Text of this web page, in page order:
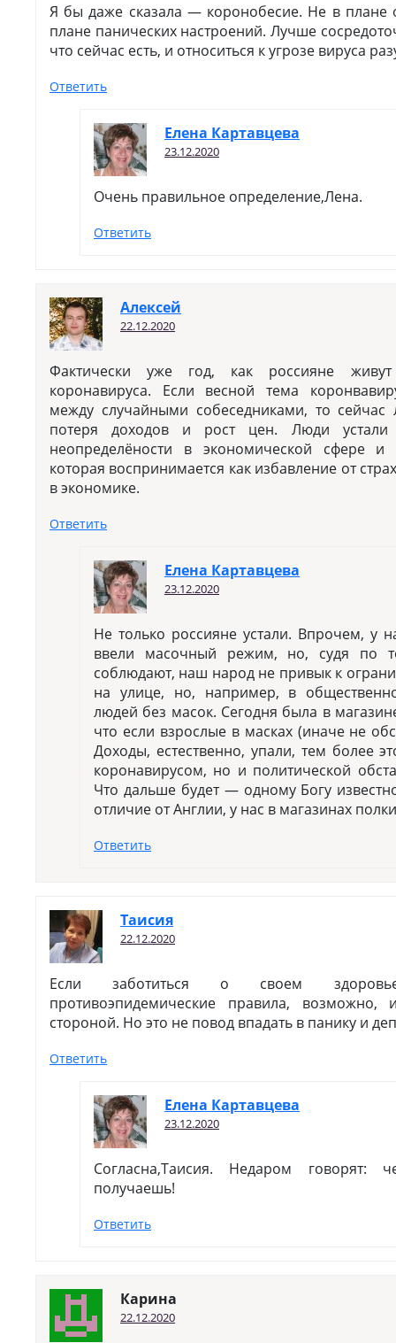
Я бы даже сказала — коронобесие. Не в плане
плане панических настроений. Лучше
что сейчас есть, и относиться к угрозе вируса
Ответить
Елена Картавцева
23.12.2020
Очень правильное определение,Лена.
Ответить
Алексей
22.12.2020
Фактически уже год, как россияне
коронавируса. Если весной тема
между случайными собеседниками, то
потеря доходов и рост цен. Люди устали
неопределёности в экономической сфере и
которая воспринимается как избавление от
в экономике.
Ответить
Елена Картавцева
23.12.2020
Не только россияне устали. Впрочем, у
ввели масочный режим, но, судя по
соблюдают, наш народ не привык к
на улице, но, например, в
людей без масок. Сегодня была в
что если взрослые в масках (иначе не
Доходы, естественно, упали, тем более
коронавирусом, но и политической
Что дальше будет — одному Богу
отличие от Англии, у нас в магазинах
Ответить
Таисия
22.12.2020
Если заботиться о своем
противоэпидемические правила, возможно,
стороной. Но это не повод впадать в панику и
Ответить
Елена Картавцева
23.12.2020
Согласна,Таисия. Недаром
получаешь!
Ответить
Карина
22.12.2020